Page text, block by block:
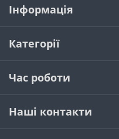
Інформація
Категорії
Час роботи
Наші контакти